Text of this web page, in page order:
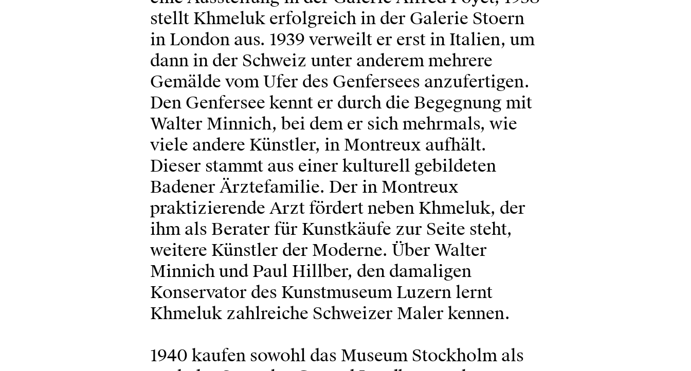
stellt Khmeluk erfolgreich in der Galerie Stoern
in London aus. 1939 verweilt er erst in Italien, um
dann in der Schweiz unter anderem mehrere
Gemälde vom Ufer des Genfersees anzufertigen.
Den Genfersee kennt er durch die Begegnung mit
Walter Minnich, bei dem er sich mehrmals, wie
viele andere Künstler, in Montreux aufhält.
Dieser stammt aus einer kulturell gebildeten
Badener Ärztefamilie. Der in Montreux
praktizierende Arzt fördert neben Khmeluk, der
ihm als Berater für Kunstkäufe zur Seite steht,
weitere Künstler der Moderne. Über Walter
Minnich und Paul Hillber, den damaligen
Konservator des Kunstmuseum Luzern lernt
Khmeluk zahlreiche Schweizer Maler kennen.
1940 kaufen sowohl das Museum Stockholm als